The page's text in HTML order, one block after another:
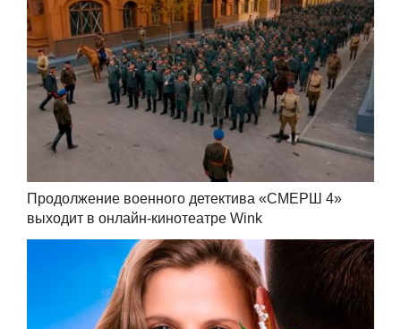
Продолжение военного детектива «СМЕРШ 4»
выходит в онлайн-кинотеатре Wink